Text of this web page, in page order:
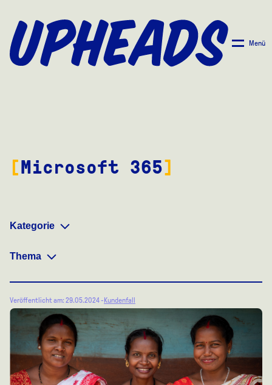
HAUPTINHALT
SPRINGEN
Menü
Microsoft 365
Kategorie
Thema
Veröffentlicht am: 29.05.2024 - Kundenfall